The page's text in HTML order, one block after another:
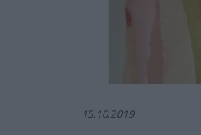
15.10.2019